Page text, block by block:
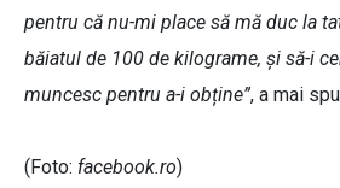
pentru că nu-mi place să mă duc la
băiatul de 100 de kilograme, și să-i
muncesc pentru a-i obține”, a mai
(Foto: facebook.ro)